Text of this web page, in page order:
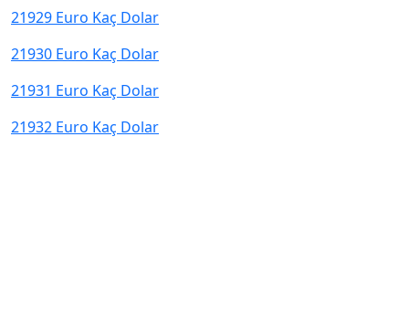
21929 Euro Kaç Dolar
21930 Euro Kaç Dolar
21931 Euro Kaç Dolar
21932 Euro Kaç Dolar